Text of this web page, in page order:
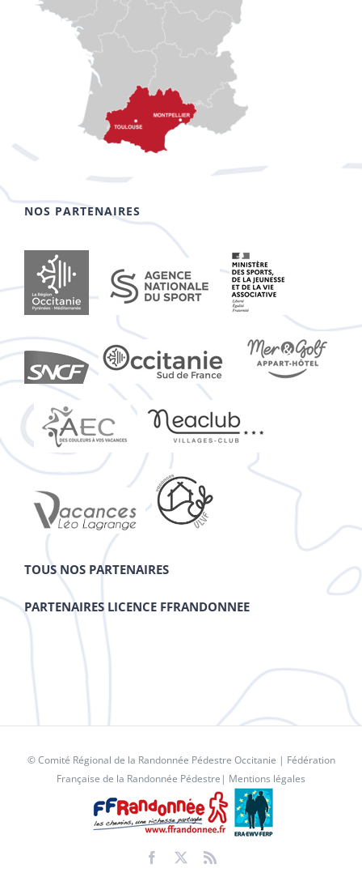
NOS PARTENAIRES
TOUS NOS PARTENAIRES
PARTENAIRES LICENCE FFRANDONNEE
© Comité Régional de la Randonnée Pédestre Occitanie | Fédération
Française de la Randonnée Pédestre | Mentions légales
Facebook